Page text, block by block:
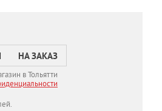
НА ЗАКАЗ
в Тольятти